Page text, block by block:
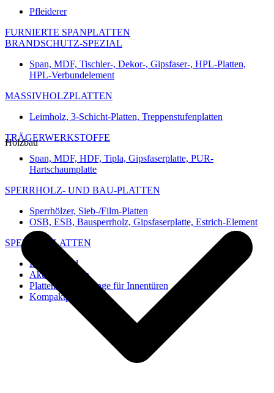
Pfleiderer
FURNIERTE SPANPLATTEN
BRANDSCHUTZ-SPEZIAL
Span, MDF, Tischler-, Dekor-, Gipsfaser-, HPL-Platten,
HPL-Verbundelement
MASSIVHOLZPLATTEN
Leimholz, 3-Schicht-Platten, Treppenstufenplatten
TRÄGERWERKSTOFFE
Span, MDF, HDF, Tipla, Gipsfaserplatte, PUR-
Hartschaumplatte
SPERRHOLZ- UND BAU-PLATTEN
Sperrhölzer, Sieb-/Film-Platten
OSB, ESB, Bausperrholz, Gipsfaserplatte, Estrich-Element
SPEZIAL-PLATTEN
Imi-Verbund
Akustik-Platten
Platten und Rohlinge für Innentüren
Kompaktplatten
Holzbau